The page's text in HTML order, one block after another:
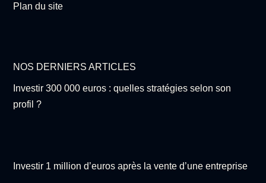
Plan du site
NOS DERNIERS ARTICLES
Investir 300 000 euros : quelles stratégies selon son
profil ?
Investir 1 million d’euros après la vente d’une entreprise